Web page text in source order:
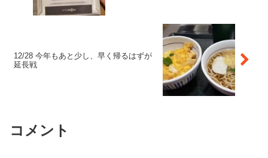
12/28 今年もあと少し、早く帰るはずが
延長戦
コメント